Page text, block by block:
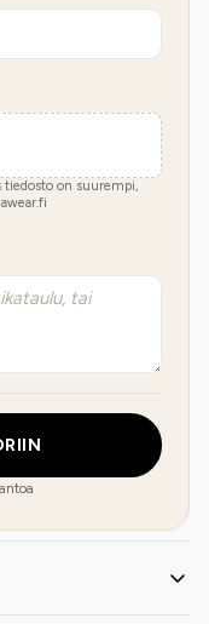
tiedosto on suurempi,